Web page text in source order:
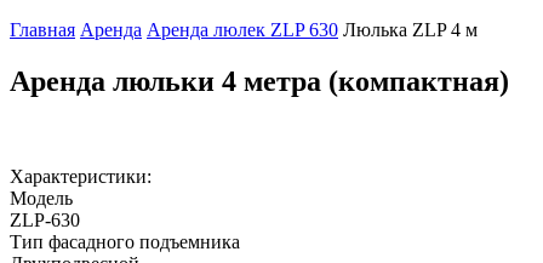
Главная Аренда Аренда люлек ZLP 630 Люлька ZLP 4 м
Аренда люльки 4 метра (компактная)
Характеристики:
Модель
ZLP-630
Тип фасадного подъемника